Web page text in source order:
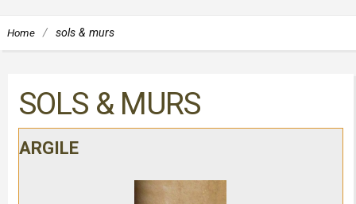
Home / sols & murs
SOLS & MURS
ARGILE